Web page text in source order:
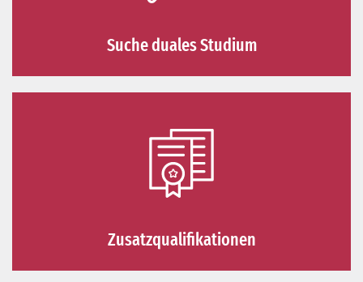
Suche duales Studium
Zusatzqualifikationen